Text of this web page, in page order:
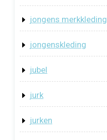
jongens merkkleding
jongenskleding
jubel
jurk
jurken